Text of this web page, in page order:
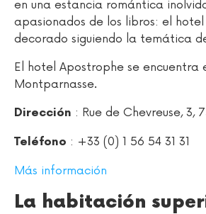
en una estancia romántica
apasionados de los libros: el
decorado siguiendo la temática
El hotel Apostrophe se encuentra
Montparnasse.
Dirección : Rue de Chevreuse, 3,
Teléfono : +33 (0) 1 56 54 31 31
Más información
La habitación